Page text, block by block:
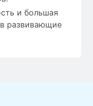
и большая
развивающие